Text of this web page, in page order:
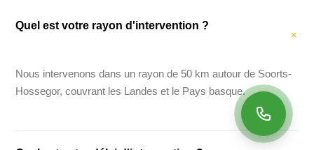
Quel est votre rayon d'intervention ?
Nous intervenons dans un rayon de 50 km autour de Soorts-
Hossegor, couvrant les Landes et le Pays basque.